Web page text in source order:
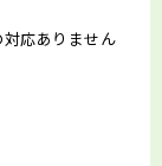
応ありません